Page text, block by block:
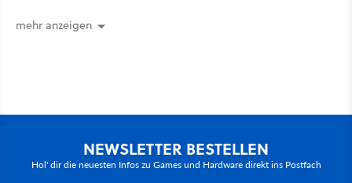
mehr anzeigen
NEWSLETTER BESTELLEN
Hol' dir die neuesten Infos zu Games und Hardware direkt ins Postfach